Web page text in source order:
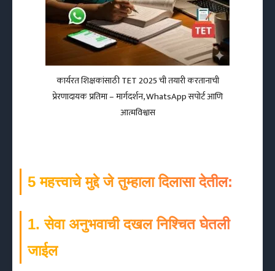
कार्यरत शिक्षकांसाठी TET 2025 ची तयारी करतानाची
प्रेरणादायक प्रतिमा – मार्गदर्शन, WhatsApp सपोर्ट आणि
आत्मविश्वास
5 महत्त्वाचे मुद्दे जे तुम्हाला दिलासा देतील:
1. सेवा अनुभवाची दखल निश्चित घेतली
जाईल